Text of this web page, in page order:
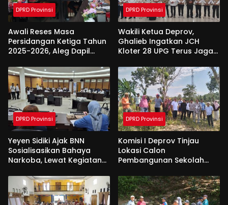
DPRD Provinsi
Awali Reses Masa
Persidangan Ketiga Tahun
2025-2026, Aleg Dapil
Apresiasi Dari Pemda
DPRD Provinsi
Wakili Ketua Deprov,
Ghalieb Ingatkan JCH
Kloter 28 UPG Terus Jaga
Tanah Suci
DPRD Provinsi
Yeyen Sidiki Ajak BNN
Sosialisasikan Bahaya
Narkoba, Lewat Kegiatan
DPRD Provinsi
Komisi I Deprov Tinjau
Lokasi Calon
Pembangunan Sekolah